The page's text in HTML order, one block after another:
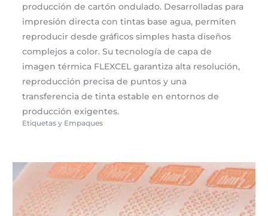
producción de cartón ondulado. Desarrolladas para
impresión directa con tintas base agua, permiten
reproducir desde gráficos simples hasta diseños
complejos a color. Su tecnología de capa de
imagen térmica FLEXCEL garantiza alta resolución,
reproducción precisa de puntos y una
transferencia de tinta estable en entornos de
producción exigentes.
Etiquetas y Empaques